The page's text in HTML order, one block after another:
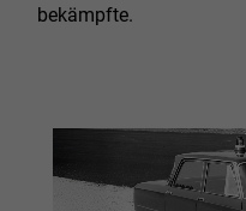
bekämpfte.